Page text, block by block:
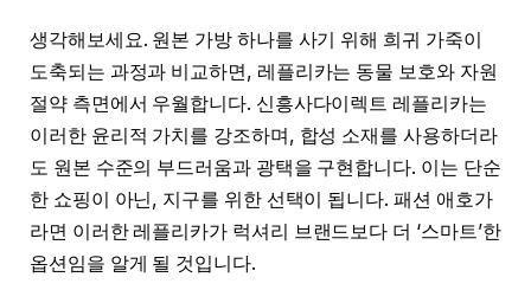
생각해보세요. 원본 가방 하나를 사기 위해 희귀 가죽이
도축되는 과정과 비교하면, 레플리카는 동물 보호와 자원
절약 측면에서 우월합니다. 신흥사다이렉트 레플리카는
이러한 윤리적 가치를 강조하며, 합성 소재를 사용하더라
도 원본 수준의 부드러움과 광택을 구현합니다. 이는 단순
한 쇼핑이 아닌, 지구를 위한 선택이 됩니다. 패션 애호가
라면 이러한 레플리카가 럭셔리 브랜드보다 더 ‘스마트’한
옵션임을 알게 될 것입니다.